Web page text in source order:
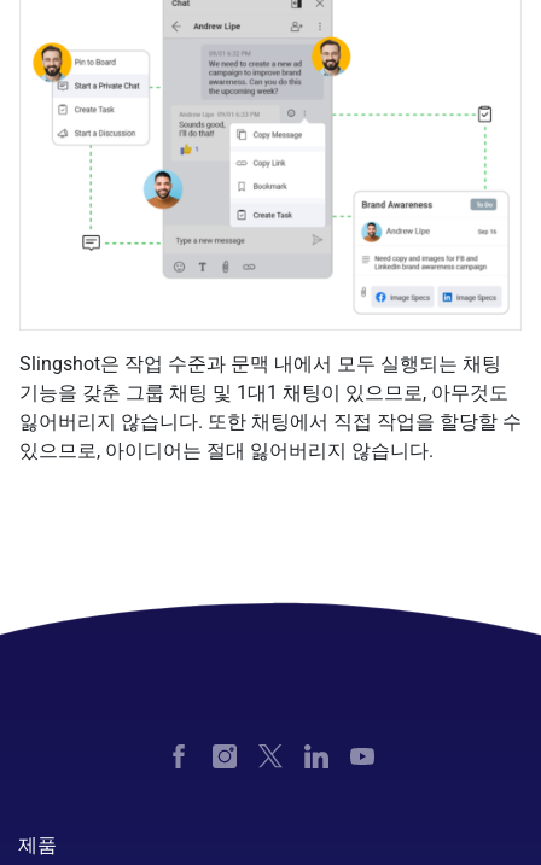
Slingshot은 작업 수준과 문맥 내에서 모두 실행되는 채팅
기능을 갖춘 그룹 채팅 및 1대1 채팅이 있으므로, 아무것도
잃어버리지 않습니다. 또한 채팅에서 직접 작업을 할당할 수
있으므로, 아이디어는 절대 잃어버리지 않습니다.
제품